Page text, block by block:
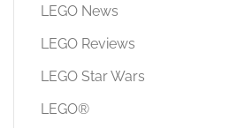
LEGO News
LEGO Reviews
LEGO Star Wars
LEGO®